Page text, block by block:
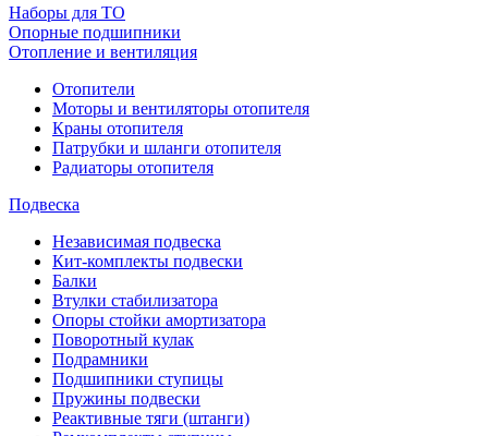
Наборы для ТО
Опорные подшипники
Отопление и вентиляция
Отопители
Моторы и вентиляторы отопителя
Краны отопителя
Патрубки и шланги отопителя
Радиаторы отопителя
Подвеска
Независимая подвеска
Кит-комплекты подвески
Балки
Втулки стабилизатора
Опоры стойки амортизатора
Поворотный кулак
Подрамники
Подшипники ступицы
Пружины подвески
Реактивные тяги (штанги)